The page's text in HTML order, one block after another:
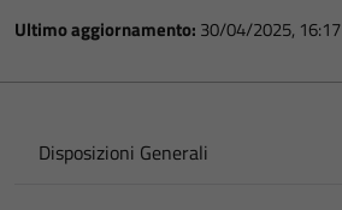
Ultimo aggiornamento: 30/04/2025, 16:17
Disposizioni Generali